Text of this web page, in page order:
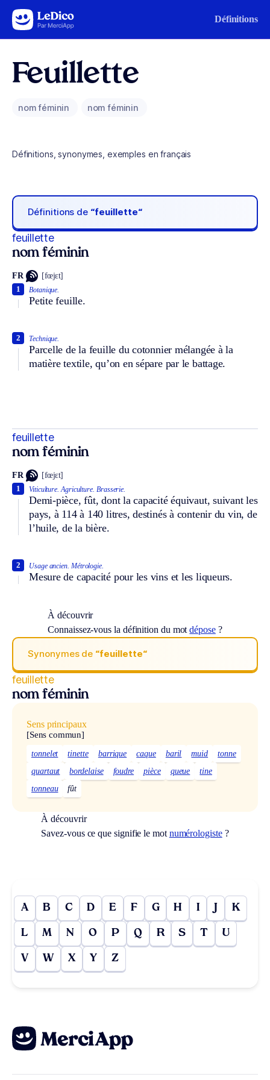
Aller au contenu Définitions
Feuillette
nom féminin nom féminin
Définitions, synonymes, exemples en français
Définitions de “feuillette“
feuillette
nom féminin
FR [fœjɛt]
Botanique.
Petite feuille.
1
Technique.
Parcelle de la feuille du cotonnier mélangée à la
matière textile, qu’on en sépare par le battage.
2
feuillette
nom féminin
FR [fœjɛt]
Viticulture. Agriculture. Brasserie.
Demi-pièce, fût, dont la capacité équivaut, suivant les
pays, à 114 à 140 litres, destinés à contenir du vin, de
l’huile, de la bière.
1
Usage ancien. Métrologie.
Mesure de capacité pour les vins et les liqueurs.
2
À découvrir
Connaissez-vous la définition du motdépose?
Synonymes de “feuillette“
feuillette
nom féminin
Sens principaux
[Sens commun]
tonnelet tinette barrique caque baril muid
tonne
quartaut
bordelaise foudre pièce queue
tine
tonneau
fût
À découvrir
Savez-vous ce que signifie le mot numérologiste?
A B C D E F G H I J K
L M N O P Q R S T U
V W X Y Z